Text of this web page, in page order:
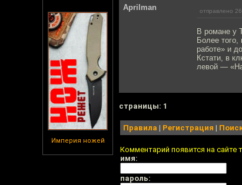
Империя ножей
Aprilman отправлено
В романе у
Более того,
работе» и
Кстати, в
левой —
cтраницы: 1
Правила | Регистрация |
Комментарий появится на
имя:
пароль: